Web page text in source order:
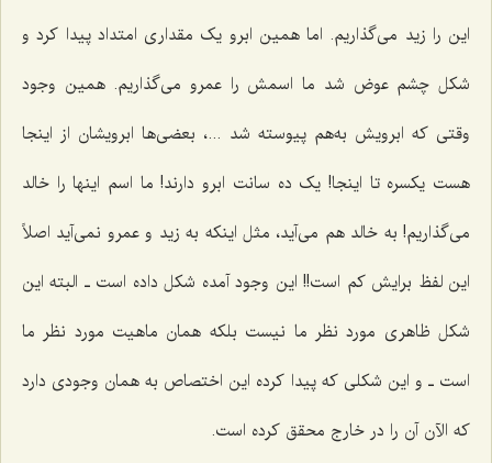
این را زید می‌گذاریم. اما همین ابرو یک مقداری امتداد پیدا کرد و
شکل چشم عوض شد ما اسمش را عمرو می‌گذاریم. همین وجود
وقتی که ابرویش به‌هم پیوسته شد ...، بعضی‌ها ابرویشان از اینجا
هست یکسره تا اینجا! یک ده سانت ابرو دارند! ما اسم اینها را خالد
می‌گذاریم! به خالد هم می‌آید، مثل اینکه به زید و عمرو نمی‌آید اصلاً
این لفظ برایش کم است!! این وجود آمده شکل داده است ـ البته این
شکل ظاهری مورد نظر ما نیست بلکه همان ماهیت مورد نظر ما
است ـ و این شکلی که پیدا کرده این اختصاص به همان وجودی دارد
که الآن آن را در خارج محقق کرده است.